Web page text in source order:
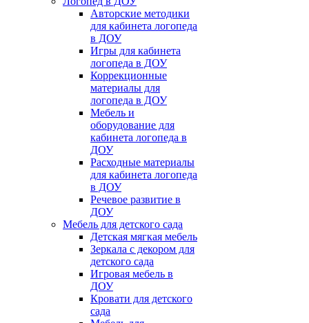
Авторские методики
для кабинета логопеда
в ДОУ
Игры для кабинета
логопеда в ДОУ
Коррекционные
материалы для
логопеда в ДОУ
Мебель и
оборудование для
кабинета логопеда в
ДОУ
Расходные материалы
для кабинета логопеда
в ДОУ
Речевое развитие в
ДОУ
Мебель для детского сада
Детская мягкая мебель
Зеркала с декором для
детского сада
Игровая мебель в
ДОУ
Кровати для детского
сада